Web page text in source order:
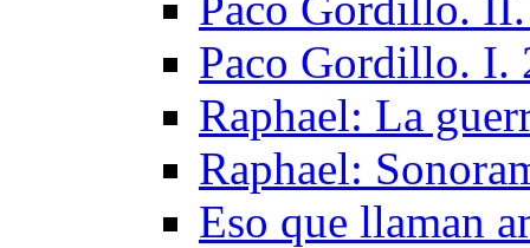
Paco Gordillo. I.
Raphael: La
Raphael:
Еso que llaman